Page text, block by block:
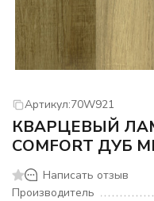
Артикул:70W921
КВАРЦЕВЫЙ
COMFORT ДУБ
Написать отзыв
Производитель